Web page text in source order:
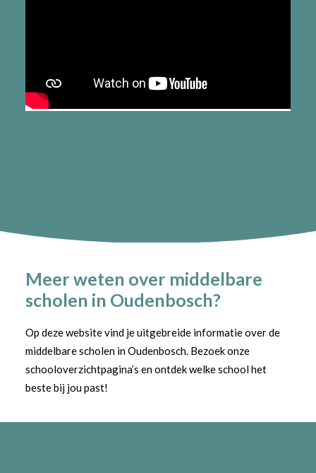
Meer weten over middelbare
scholen in Oudenbosch?
Op deze website vind je uitgebreide informatie over de
middelbare scholen in Oudenbosch. Bezoek onze
schooloverzichtpagina’s en ontdek welke school het
beste bij jou past!